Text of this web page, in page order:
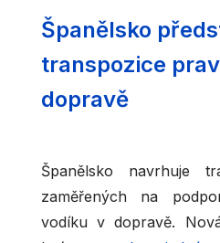
Španělsko
transpozice
dopravě
Španělsko navrhuje
zaměřených na
vodíku v dopravě.